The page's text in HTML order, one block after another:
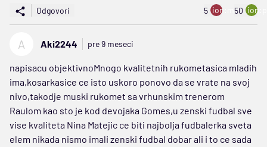
Odgovori 5 ion:minus
50
A Aki2244 pre 9 meseci
napisacu objektivnoMnogo kvalitetnih rukometasica mladih
ima,kosarkasice ce isto uskoro ponovo da se vrate na svoj
nivo,takodje muski rukomet sa vrhunskim trenerom
Raulom kao sto je kod devojaka Gomes,u zenski fudbal sve
vise kvaliteta Nina Matejic ce biti najbolja fudbalerka sveta
elem nikada nismo imali zenski fudbal dobar ali i to ce sada